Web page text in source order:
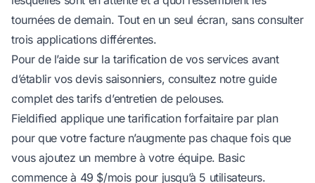
tournées de demain. Tout en un seul écran, sans consulter
trois applications différentes.
Pour de l’aide sur la tarification de vos services avant
d’établir vos devis saisonniers, consultez notreguide
complet des tarifs d’entretien de pelouses.
Fieldified applique une tarification forfaitaire par plan
pour que votre facture n’augmente pas chaque fois que
vous ajoutez un membre à votre équipe. Basic
commence à 49 $/mois pour jusqu’à 5 utilisateurs.